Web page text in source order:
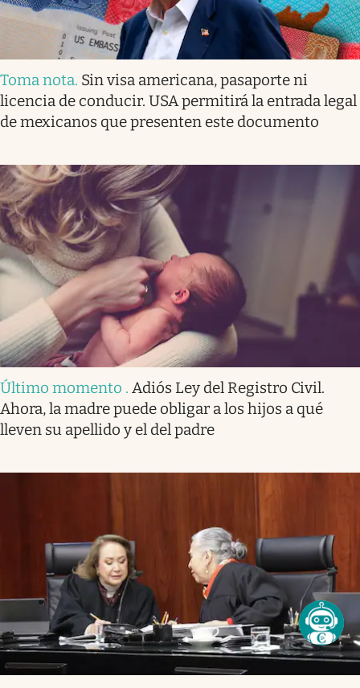
Toma nota. Sin visa americana, pasaporte ni
licencia de conducir. USA permitirá la entrada legal
de mexicanos que presenten este documento
Último momento . Adiós Ley del Registro Civil.
Ahora, la madre puede obligar a los hijos a qué
lleven su apellido y el del padre